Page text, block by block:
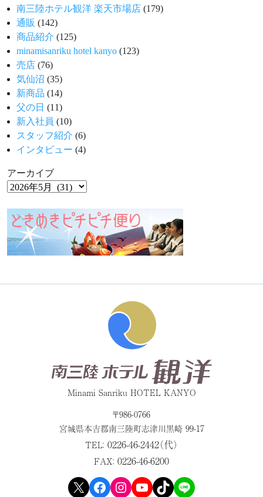
南三陸ホテル観洋 楽天市場店 (179)
通販 (142)
商品紹介 (125)
minamisanriku hotel kanyo (123)
売店 (76)
気仙沼 (35)
新商品 (14)
父の日 (11)
新入社員 (10)
スタッフ紹介 (6)
インタビュー (4)
アーカイブ
Minami Sanriku HOTEL KANYO
〒986-0766
宮城県本吉郡南三陸町志津川黒崎 99-17
TEL： 0226-46-2442（代）
FAX： 0226-46-6200
X Facebook Instagram YouTube TikTok LINE